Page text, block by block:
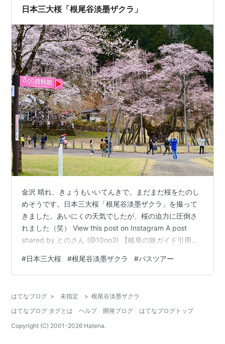
日本三大桜「根尾谷淡墨ザクラ」
金沢 晴れ、きょうもいいてんきで。まだまだ桜をたのし
めそうです。日本三大桜「根尾谷淡墨ザクラ」を撮って
きました。あいにくの天気でしたが、桜の迫力に圧倒さ
れました（笑） View this post on Instagram A post
shared by とのさん (@10no3) 【岐阜の旅ガイド引用】
伝えられ、薄いピンクのつぼみが、満開になれば白に、
そして散り際には淡い墨色になることから淡墨桜と名付
木は、山梨県の「山高神代桜」と福島県「三春滝桜」と
並んで日本三大桜のひとつに数え…
#日本三大桜 #根尾谷淡墨ザクラ #バスツアー
はてなブログ > 未指定 > 根尾谷淡墨ザクラ
はてなブログ タグとは
ヘルプ 開発ブログ
はてなブログトップ
Copyright (C) 2001-2026 Hatena.